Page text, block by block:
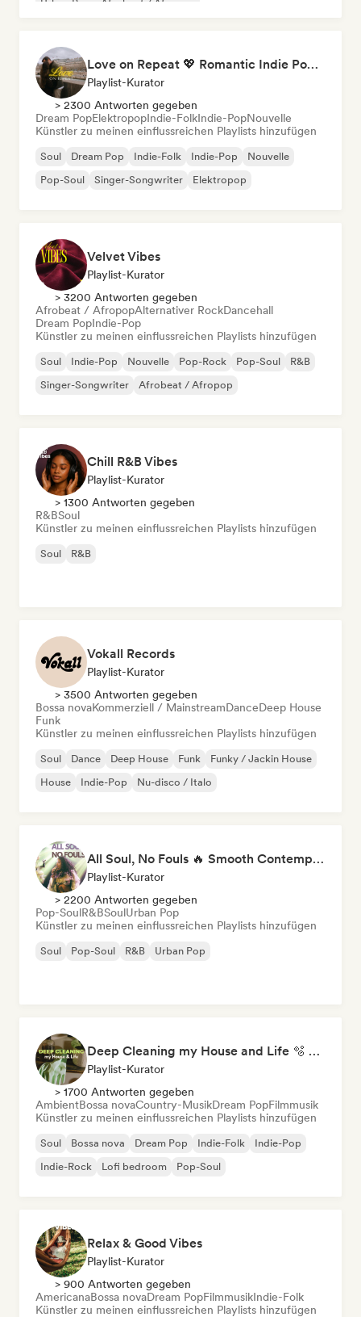
Urban Pop Afrobeat / Afropop
Love on Repeat 💖 Romantic Indie Pop, Neo Soul & Singer-Songwriter
Playlist-Kurator
> 2300 Antworten gegeben
Dream PopElektropopIndie-FolkIndie-PopNouvelle
Künstler zu meinen einflussreichen Playlists hinzufügen
Soul Dream Pop Indie-Folk Indie-Pop
Nouvelle
Pop-Soul
Singer-Songwriter Elektropop
Velvet Vibes
Playlist-Kurator
> 3200 Antworten gegeben
Afrobeat / AfropopAlternativer RockDancehall
Dream PopIndie-Pop
Künstler zu meinen einflussreichen Playlists hinzufügen
Soul Indie-Pop Nouvelle Pop-Rock Pop-Soul
R&B
Singer-Songwriter
Afrobeat / Afropop
Chill R&B Vibes
Playlist-Kurator
> 1300 Antworten gegeben
R&BSoul
Künstler zu meinen einflussreichen Playlists hinzufügen
Soul R&B
Vokall Records
Playlist-Kurator
> 3500 Antworten gegeben
Bossa novaKommerziell / MainstreamDanceDeep House
Funk
Künstler zu meinen einflussreichen Playlists hinzufügen
Soul Dance Deep House Funk
Funky / Jackin House
House
Indie-Pop Nu-disco / Italo
All Soul, No Fouls 🔥 Smooth Contemporary R&B & Neo Soul
Playlist-Kurator
> 2200 Antworten gegeben
Pop-SoulR&BSoulUrban Pop
Künstler zu meinen einflussreichen Playlists hinzufügen
Soul Pop-Soul R&B Urban Pop
Deep Cleaning my House and Life 🫧 Bedroom Pop & Indie Pop
Playlist-Kurator
> 1700 Antworten gegeben
AmbientBossa novaCountry-MusikDream PopFilmmusik
Künstler zu meinen einflussreichen Playlists hinzufügen
Soul Bossa nova Dream Pop Indie-Folk
Indie-Pop
Indie-Rock
Lofi bedroom Pop-Soul
Relax & Good Vibes
Playlist-Kurator
> 900 Antworten gegeben
AmericanaBossa novaDream PopFilmmusikIndie-Folk
Künstler zu meinen einflussreichen Playlists hinzufügen